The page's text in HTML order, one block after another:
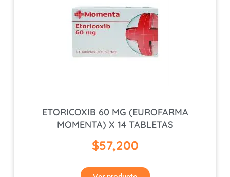
ETORICOXIB 60 MG (EUROFARMA
MOMENTA) X 14 TABLETAS
$57,200